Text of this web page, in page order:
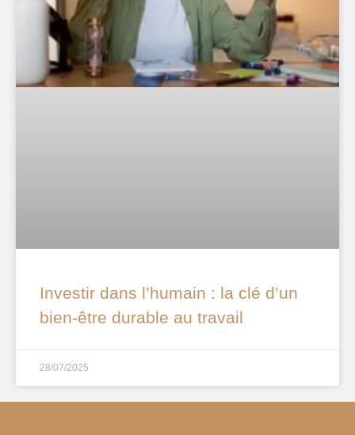
Investir dans l’humain : la clé d’un
bien-être durable au travail
28/07/2025